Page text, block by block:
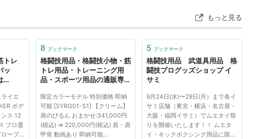
もっと見る
トレ
ッ
イエ
ボデ
ス 12
プロ選
ーブ
8 ブックマーク
格闘技用品・格闘技小物・筋
トレ用品・トレーニング用
品・スポーツ用品の通販専門
限定カラーモデル 特別価格 即納
可能 [SYRG01-S1] 【クリーム】
肩のびるん おまかせ:341,000円
(税込) ⇒ 220,000円(税込) 肩・肩
甲骨 動画あり 即納可能
5 ブックマーク
格闘技用品 武道具用品 格
闘技プログッズショップ イ
サミ
9月24日(水)〜29日(月）まで各イ
サミ店舗（東京・横浜・名古屋・
大阪・福岡イサミ）でムエタイ祭
りを開催いたします！！ ムエタ
イ・キックボクシング用品に限